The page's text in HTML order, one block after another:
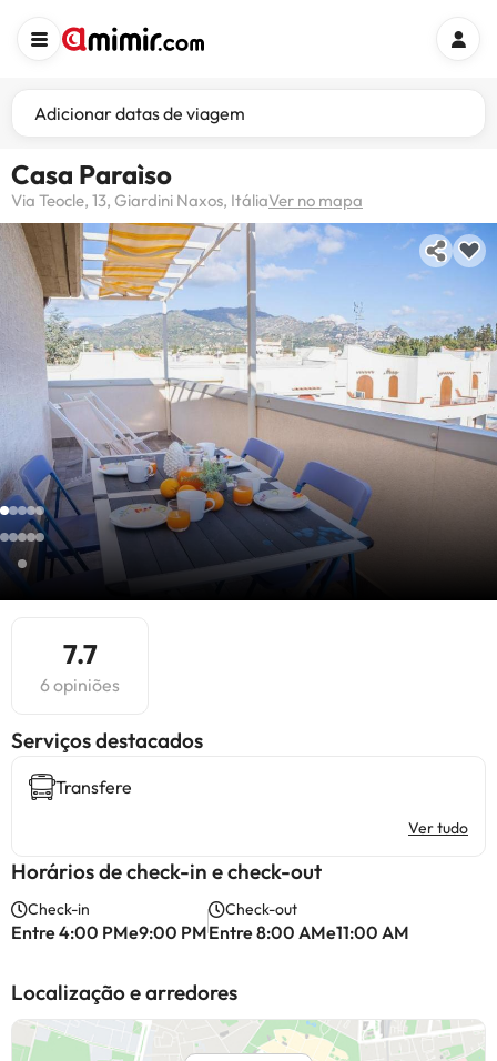
Adicionar datas de viagem
Casa Paraìso
Via Teocle, 13, Giardini Naxos, ItáliaVer no mapa
7.7
6 opiniões
Serviços destacados
Transfere
Ver tudo
Horários de check-in e check-out
Check-in
Entre 4:00 PMe9:00 PM
Check-out
Entre 8:00 AMe11:00 AM
Localização e arredores